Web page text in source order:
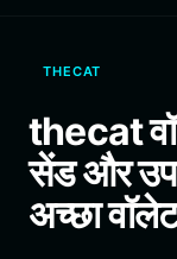
繁體中文
Português
Bahasa Indonesia
ภาษาไทย
THECAT
thecat
सेंड और
अच्छा